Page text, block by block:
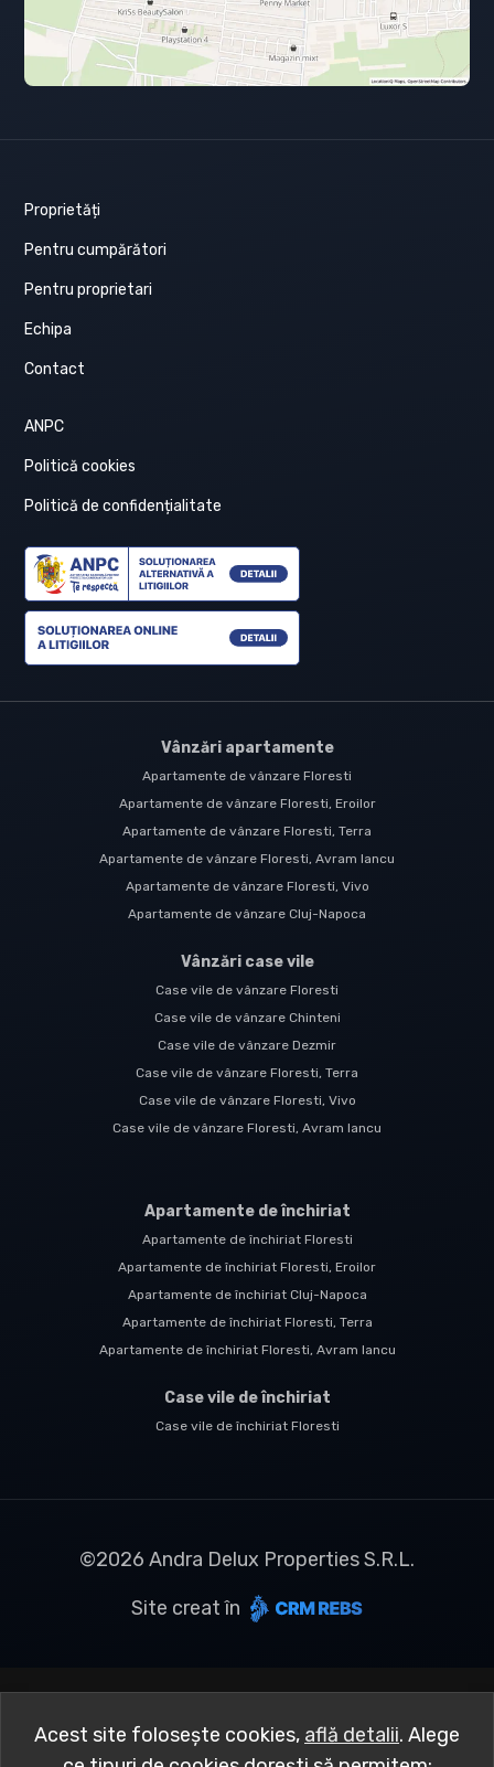
Proprietăți
Pentru cumpărători
Pentru proprietari
Echipa
Contact
ANPC
Politică cookies
Politică de confidențialitate
Vânzări apartamente
Apartamente de vânzare Floresti
Apartamente de vânzare Floresti, Eroilor
Apartamente de vânzare Floresti, Terra
Apartamente de vânzare Floresti, Avram Iancu
Apartamente de vânzare Floresti, Vivo
Apartamente de vânzare Cluj-Napoca
Vânzări case vile
Case vile de vânzare Floresti
Case vile de vânzare Chinteni
Case vile de vânzare Dezmir
Case vile de vânzare Floresti, Terra
Case vile de vânzare Floresti, Vivo
Case vile de vânzare Floresti, Avram Iancu
Apartamente de închiriat
Apartamente de închiriat Floresti
Apartamente de închiriat Floresti, Eroilor
Apartamente de închiriat Cluj-Napoca
Apartamente de închiriat Floresti, Terra
Apartamente de închiriat Floresti, Avram Iancu
Case vile de închiriat
Case vile de închiriat Floresti
©2026 Andra Delux Properties S.R.L.
Site creat în
Acest site folosește cookies, află detalii. Alege